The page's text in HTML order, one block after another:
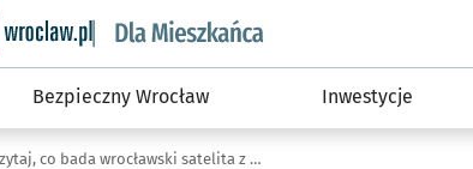
informacyjny wroclaw.pl podserwis: Dla mieszkańca
Bezpieczny Wrocław Inwestycje
To będzie kosmiczna rewolucja! Przeczytaj, co bada wrocławski satelita z modułem badawczym